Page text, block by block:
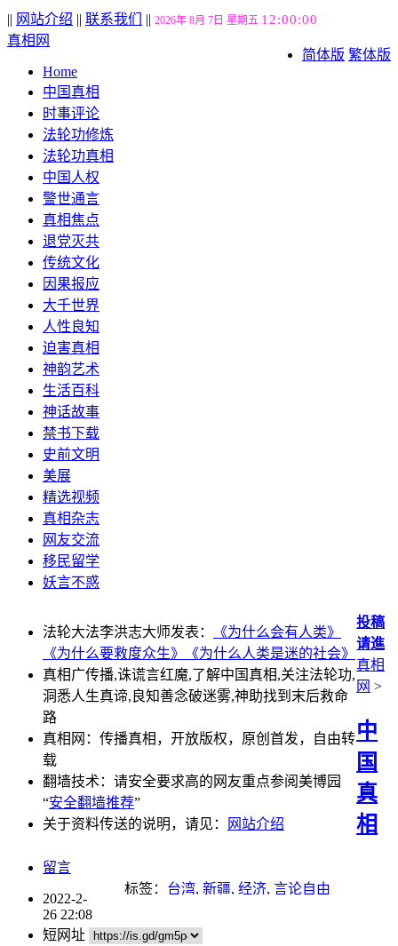
|| 网站介绍 || 联系我们 || 2026年 8月 7日 星期五 12:00:01
简体版 繁体版
真相网
Home
中国真相
时事评论
法轮功修炼
法轮功真相
中国人权
警世通言
真相焦点
退党灭共
传统文化
因果报应
大千世界
人性良知
迫害真相
神韵艺术
生活百科
神话故事
禁书下载
史前文明
美展
精选视频
真相杂志
网友交流
移民留学
妖言不惑
法轮大法李洪志大师发表：
《为什么会有人类》
《为什么要救度众生》
《为什么人类是迷的社会》
真相广传播,诛谎言红魔,了解中国真相,关注法轮功,
洞悉人生真谛,良知善念破迷雾,神助找到末后救命
路
真相网：传播真相，开放版权，原创首发，自由转
载
翻墙技术：请安全要求高的网友重点参阅美博园
“安全翻墙推荐”
关于资料传送的说明，请见：
网站介绍
投稿
请進
真相
网 >
中
国
真
相
留言
标签： 台湾, 新疆, 经济, 言论自由
2022-2-
26 22:08
短网址